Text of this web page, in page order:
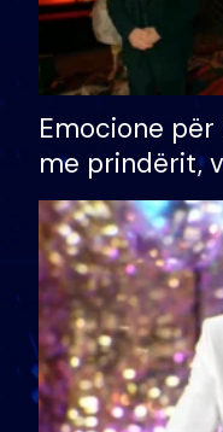
Emocione
me prindërit,
divorci apo jo?